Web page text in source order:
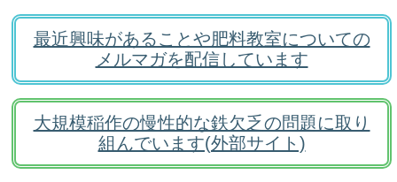
最近興味があることや肥料教室についての
メルマガを配信しています
大規模稲作の慢性的な鉄欠乏の問題に取り
組んでいます(外部サイト)